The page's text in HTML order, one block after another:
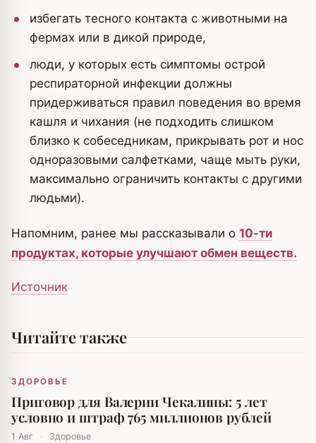
избегать тесного контакта с животными на
фермах или в дикой природе,
люди, у которых есть симптомы острой
респираторной инфекции должны
придерживаться правил поведения во время
кашля и чихания (не подходить слишком
близко к собеседникам, прикрывать рот и нос
одноразовыми салфетками, чаще мыть руки,
максимально ограничить контакты с другими
людьми).
Напомним, ранее мы рассказывали о 10-ти
продуктах, которые улучшают обмен веществ.
Источник
Читайте также
ЗДОРОВЬЕ
Приговор для Валерии Чекалины: 5 лет
условно и штраф 765 миллионов рублей
1 Авг · Здоровье